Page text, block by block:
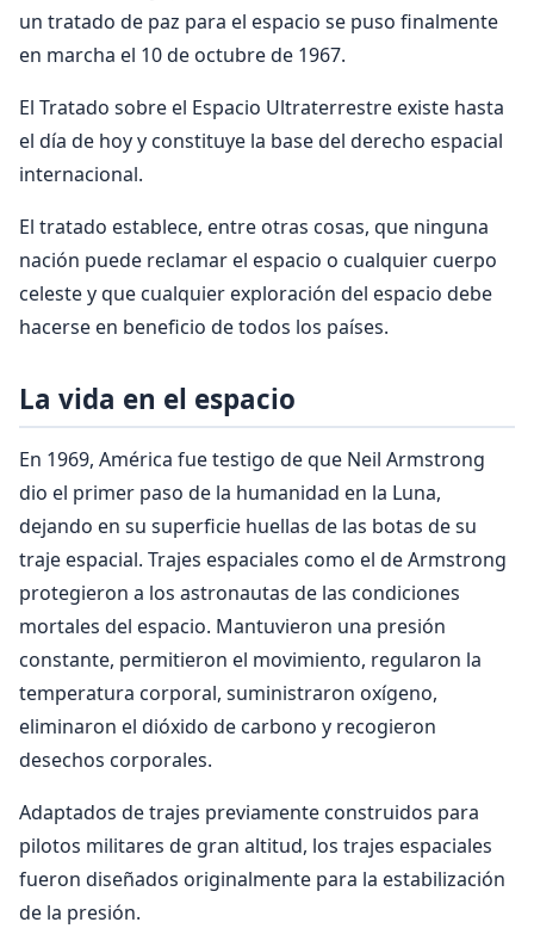
un tratado de paz para el espacio se puso finalmente
en marcha el 10 de octubre de 1967.
El Tratado sobre el Espacio Ultraterrestre existe hasta
el día de hoy y constituye la base del derecho espacial
internacional.
El tratado establece, entre otras cosas, que ninguna
nación puede reclamar el espacio o cualquier cuerpo
celeste y que cualquier exploración del espacio debe
hacerse en beneficio de todos los países.
La vida en el espacio
En 1969, América fue testigo de que Neil Armstrong
dio el primer paso de la humanidad en la Luna,
dejando en su superficie huellas de las botas de su
traje espacial. Trajes espaciales como el de Armstrong
protegieron a los astronautas de las condiciones
mortales del espacio. Mantuvieron una presión
constante, permitieron el movimiento, regularon la
temperatura corporal, suministraron oxígeno,
eliminaron el dióxido de carbono y recogieron
desechos corporales.
Adaptados de trajes previamente construidos para
pilotos militares de gran altitud, los trajes espaciales
fueron diseñados originalmente para la estabilización
de la presión.